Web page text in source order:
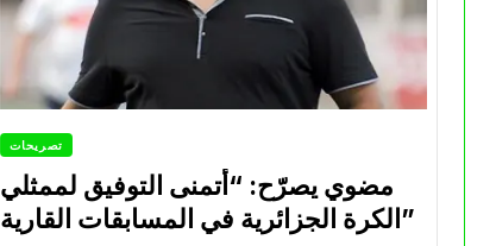
تصريحات
مضوي يصرّح: “أتمنى التوفيق لممثلي
الكرة الجزائرية في المسابقات القارية”